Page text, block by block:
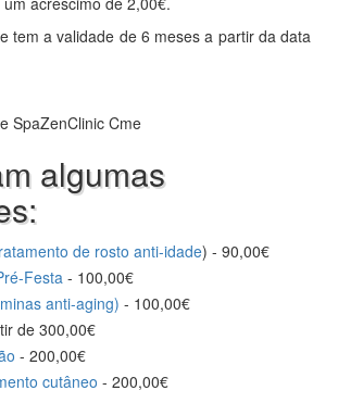
tem a validade de 6 meses a partir da data
algumas
de rosto anti-idade) - 90,00€
Festa - 100,00€
anti-aging) - 100,00€
de 300,00€
- 200,00€
cutâneo - 200,00€